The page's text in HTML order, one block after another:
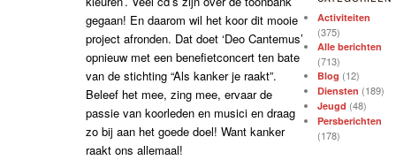
gegaan! En daarom wil het koor dit mooie
project afronden. Dat doet ‘Deo Cantemus’
opnieuw met een benefietconcert ten bate
van de stichting “Als kanker je raakt”.
Beleef het mee, zing mee, ervaar de
passie van koorleden en musici en draag
zo bij aan het goede doel! Want kanker
raakt ons allemaal!
Activiteiten
(375)
Alle berichten
(713)
Blog (12)
Diensten (189)
Jeugd (48)
Persberichten
(178)